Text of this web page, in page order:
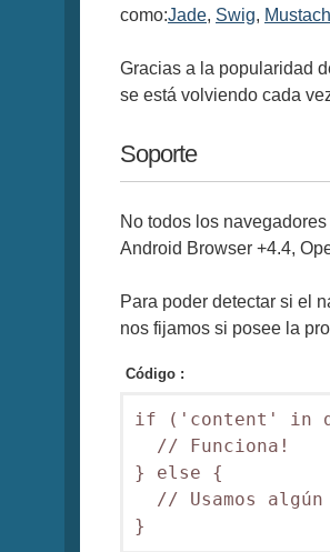
como:Jade, Swig,
Gracias a la popularidad
se está volviendo cada
Soporte
No todos los
Android Browser +4.4,
Para poder detectar si el
nos fijamos si posee la
Código :
if ('content' in
// Funciona!
} else {
// Usamos algún